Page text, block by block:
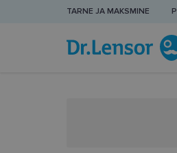
TARNE JA MAKSMINE